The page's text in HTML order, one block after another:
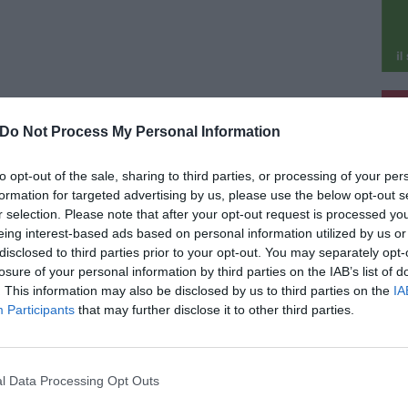
Do Not Process My Personal Information
opt-out of the sale, sharing to third parties, or processing of your
for targeted advertising by us, please use the below opt-out
selection. Please note that after your opt-out request is processed
interest-based ads based on personal information utilized by us
to third parties prior to your opt-out. You may separately
of your personal information by third parties on the IAB’s list of
This information may also be disclosed by us to third parties on the
Participants that may further disclose it to other third parties.
Data Processing Opt Outs
sequestrati altri 53 grammi in
senza sosta i servizi di controllo del
e di contrasto allo spaccio di sostanze
da parte dei carabinieri della
di Piombino. Negli ultimi giorni i militari
della Croce Rossa aggredito a